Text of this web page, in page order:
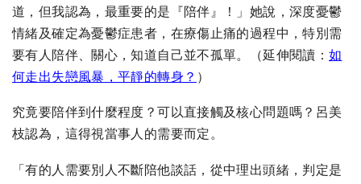
道，但我認為，最重要的是『陪伴』！」她說，深度憂鬱
情緒及確定為憂鬱症患者，在療傷止痛的過程中，特別需
要有人陪伴、關心，知道自己並不孤單。
（延伸閱讀： 如
何走出失戀風暴，平靜的轉身？ ）
究竟要陪伴到什麼程度？可以直接觸及核心問題嗎？呂美
枝認為，這得視當事人的需要而定。
「有的人需要別人不斷陪他談話，從中理出頭緒，判定是